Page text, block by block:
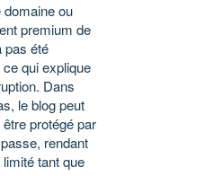
domaine ou
premium de
pas été
qui explique
Dans
le blog peut
protégé par
rendant
tant que